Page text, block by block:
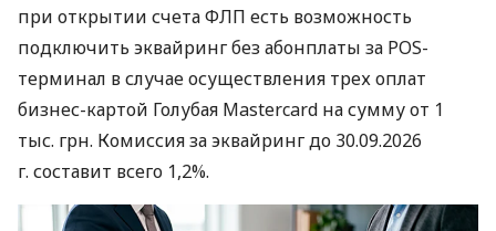
при открытии счета ФЛП есть возможность
подключить эквайринг без абонплаты за POS-
терминал в случае осуществления трех оплат
бизнес-картой Голубая Mastercard на сумму от 1
тыс. грн. Комиссия за эквайринг до 30.09.2026
г. составит всего 1,2%.